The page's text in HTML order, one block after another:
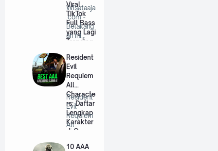
Viral
TikTok
Full Bass
yang Lagi
Trending
Wisataaja
.com -
Belakang
an ini
remix
se…
Resident
Evil
Requiem
All
Characte
rs: Daftar
Lengkap
Karakter
di Game
Resident
Evil
Requiem
All
rs:
10 AAA